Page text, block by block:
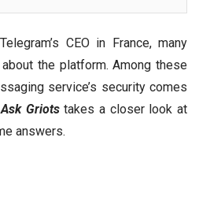
CEO in France, many
the platform. Among these
service’s security comes
Ask Griotstakes a closer look at
answers.